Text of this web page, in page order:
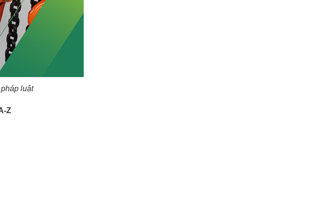
luật
Z